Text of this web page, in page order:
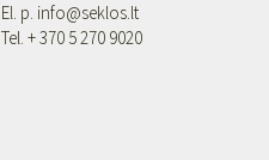
El. p. info@seklos.lt
Tel. + 370 5 270 9020